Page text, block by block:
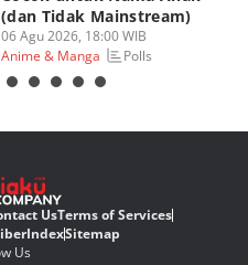
(dan Tidak Mainstream)
06 Agu 2026, 18:00 WIB
Anime & Manga
Polls
UsTerms of Services
IndexSitemap
Us